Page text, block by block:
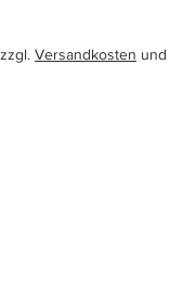
Versandkosten